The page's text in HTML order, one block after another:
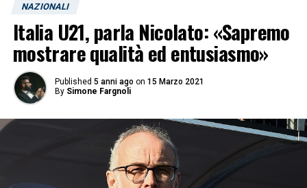
NAZIONALI
Italia U21, parla Nicolato: «Sapremo
mostrare qualità ed entusiasmo»
Published 5 anni ago on 15 Marzo 2021
By Simone Fargnoli